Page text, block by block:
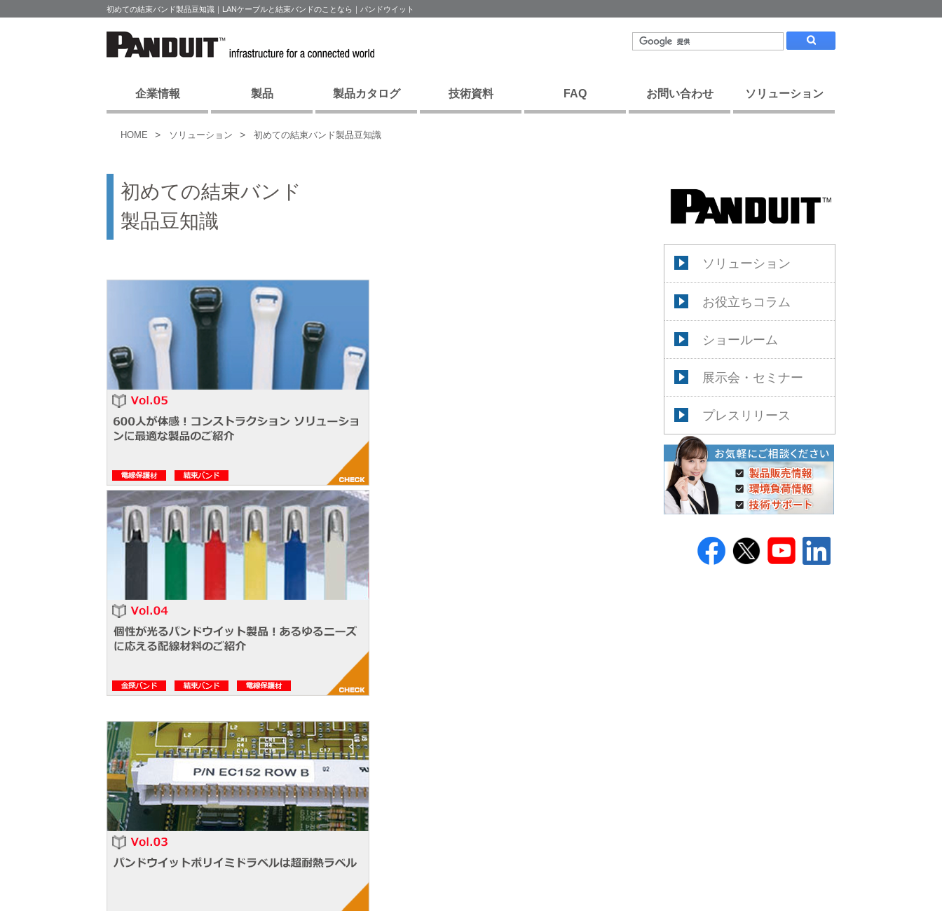
初めての結束バンド製品豆知識｜LANケーブルと結束バンドのことなら｜パンドウイット
企業情報 製品 製品カタログ 技術資料 FAQ お問い合わせ ソリューション
HOME ソリューション 初めての結束バンド製品豆知識
ソリューション
お役立ちコラム
ショールーム
展示会・セミナー
プレスリリース
初めての結束バンド
製品豆知識